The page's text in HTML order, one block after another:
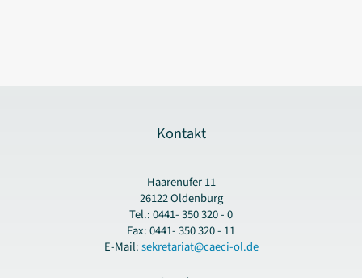
Kontakt
Haarenufer 11
26122 Oldenburg
Tel.: 0441- 350 320 - 0
Fax: 0441- 350 320 - 11
E-Mail:sekretariat@caeci-ol.de